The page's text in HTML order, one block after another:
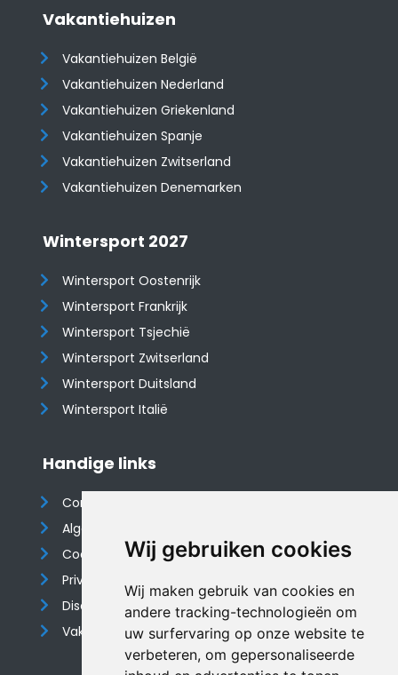
Wij gebruiken cookies
Wij maken gebruik van cookies en
andere tracking-technologieën om
uw surfervaring op onze website te
verbeteren, om gepersonaliseerde
Vakantiehuizen
Vakantiehuizen België
Vakantiehuizen Nederland
Vakantiehuizen Griekenland
Vakantiehuizen Spanje
​​​​​​​Vakantiehuizen Zwitserland
Vakantiehuizen Denemarken
Wintersport 2027
Wintersport Oostenrijk
Wintersport Frankrijk
Wintersport Tsjechië
Wintersport Zwitserland
Wintersport Duitsland
Wintersport Italië
Handige links
Contact
Algemene voorwaarden
Cookieverklaring
Privacyverklaring
Disclaimer
Vakantiehuis website